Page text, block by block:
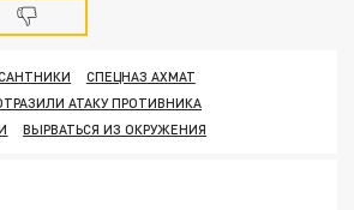
СПЕЦНАЗ АХМАТ
АТАКУ ПРОТИВНИКА
ВЫРВАТЬСЯ ИЗ ОКРУЖЕНИЯ